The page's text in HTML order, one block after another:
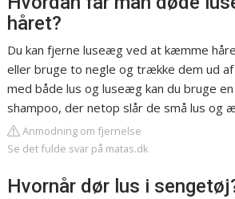
håret?
Du kan fjerne luseæg ved at kæmme
eller bruge to negle og trække dem ud
med både lus og luseæg kan du bruge
shampoo, der netop slår de små lus og
Anmodning om fjernelse
Se det fulde svar på matas.dk
Hvornår dør lus i